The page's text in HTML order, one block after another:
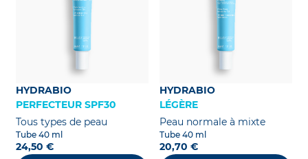
HYDRABIO
PERFECTEUR SPF30
Tous types de peau
Tube 40 ml
24,50 €
HYDRABIO
LÉGÈRE
Peau normale à mixte
Tube 40 ml
20,70 €